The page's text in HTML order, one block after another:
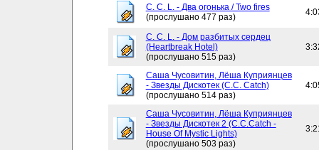
C. C. L. - Два огонька / Two fires
(прослушано 477 раз)
C. C. L. - Дом разбитых сердец
(Heartbreak Hotel)
(прослушано 515 раз)
Саша Чусовитин, Лёша Куприянцев
- Звезды Дискотек (C.C. Catch)
(прослушано 514 раз)
Саша Чусовитин, Лёша Куприянцев
- Звезды Дискотек 2 (C.C.Catch -
House Of Mystic Lights)
(прослушано 503 раз)